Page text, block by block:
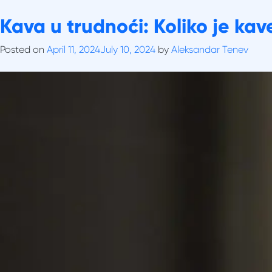
to
content
O nama
Tag:Kava
Kava u trudnoći: Koliko je
Posted on April 11, 2024July 10, 2024 by Aleksandar Tenev